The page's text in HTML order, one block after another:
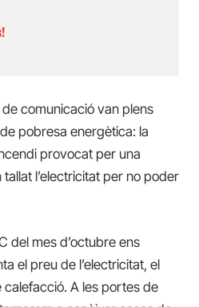
comunicació van plens
pobresa energètica: la
provocat per una
l’electricitat per no poder
del mes d’octubre ens
el preu de l’electricitat, el
calefacció. A les portes de